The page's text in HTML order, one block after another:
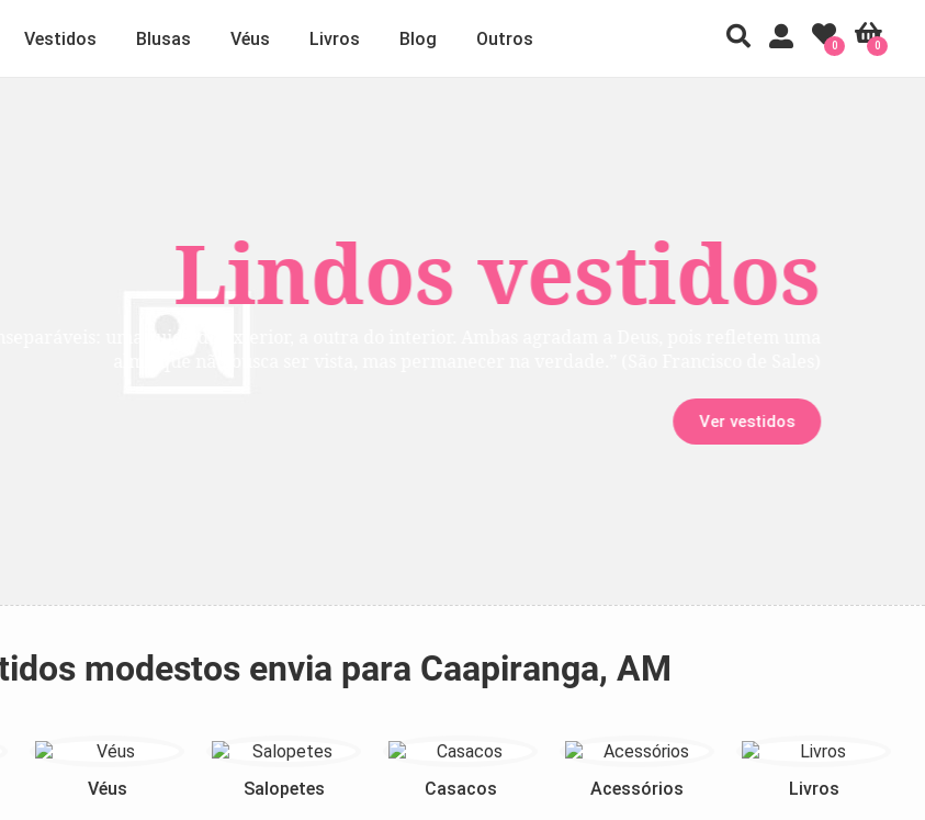
Lindos vestidos
Ver vestidos
Vestidos Blusas Véus Livros Blog Outros 0
0
modestos envia para Caapiranga, AM
Véus Salopetes Casacos Acessórios Livros